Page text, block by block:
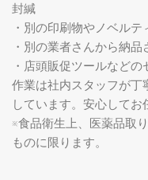
封緘
・別の印刷物やノベル
・別の業者さんから納
・店頭販促ツールなど
作業は社内スタッフが丁
しています。安心してお
※食品衛生上、医薬品取
ものに限ります。